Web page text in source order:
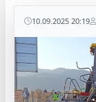
10.09.2025 20:19